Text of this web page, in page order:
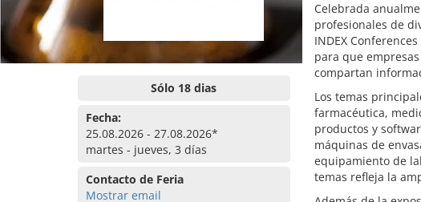
Sólo 18 dias
Fecha:
25.08.2026 - 27.08.2026*
martes - jueves, 3 días
Contacto de Feria
Mostrar email
Celebrada
profesionales de
INDEX
para que
compartan
Los temas
farmacéutica,
productos y
máquinas de
equipamiento de
temas refleja la